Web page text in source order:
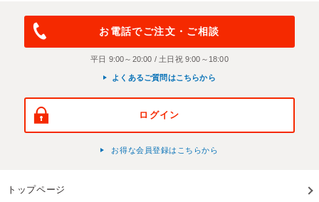
お電話でご注文・ご相談
平日 9:00～20:00 / 土日祝 9:00～18:00
よくあるご質問はこちらから
ログイン
お得な会員登録はこちらから
トップページ